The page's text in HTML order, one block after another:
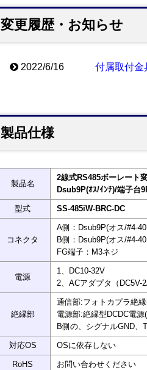
変更履歴・お知らせ
2022/6/16 付属取付金
製品仕様
製品名
2線式RS485ボーレート
Dsub9P(ｵｽ/ｲﾝﾁ)/端子台
型式 SS-485iW-BRC-DC
コネクタ
A側：Dsub9P(オス/#4-
B側：Dsub9P(オス/#4-
FG端子：M3ネジ
電源
1、DC10-32V
2、ACアダプタ（DC5V-
絶縁部
通信部:フォトカプラ絶
電源部:絶縁型DCDC電
B側の、シグナルGND
対応OS OSに依存しない
RoHS お問い合わせください